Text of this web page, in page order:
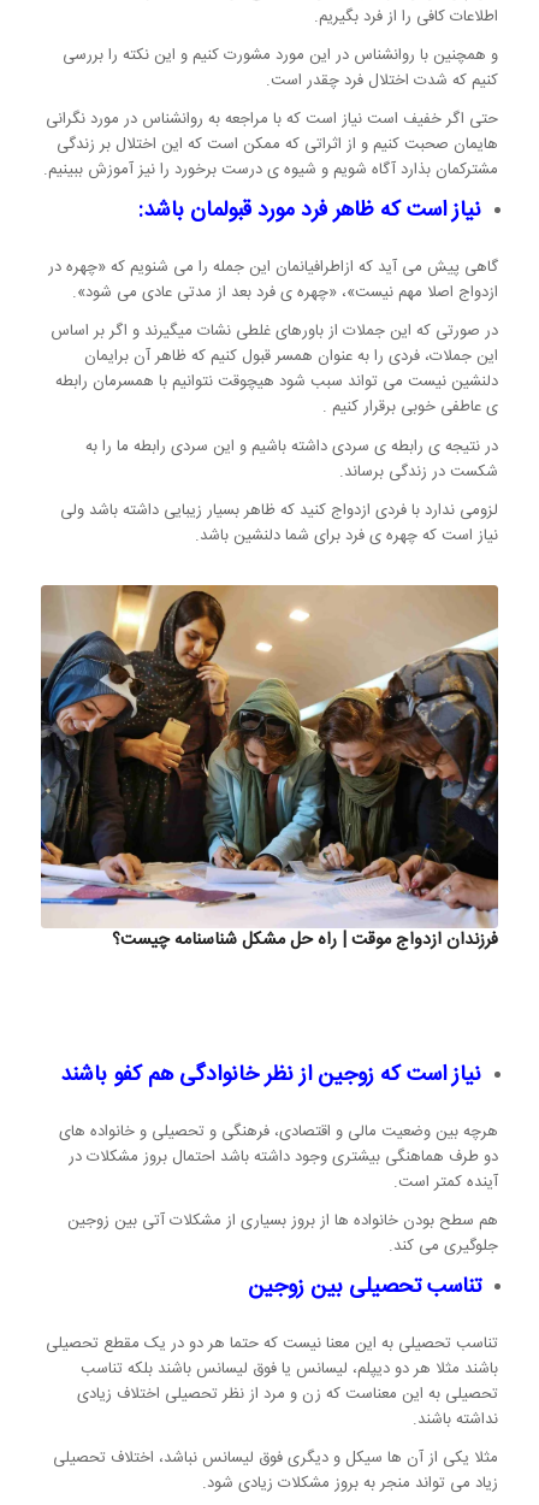
اطلاعات کافی را از فرد بگیریم.
و همچنین با روانشناس در این مورد مشورت کنیم و این نکته را بررسی
کنیم که شدت اختلال فرد چقدر است.
حتی اگر خفیف است نیاز است که با مراجعه به روانشناس در مورد نگرانی
هایمان صحبت کنیم و از اثراتی که ممکن است که این اختلال بر زندگی
مشترکمان بذارد آگاه شویم و شیوه ی درست برخورد را نیز آموزش ببینیم.
نیاز است که ظاهر فرد مورد قبولمان باشد:
گاهی پیش می آید که ازاطرافیانمان این جمله را می شنویم که «چهره در
ازدواج اصلا مهم نیست»، «چهره ی فرد بعد از مدتی عادی می شود».
در صورتی که این جملات از باورهای غلطی نشات میگیرند و اگر بر اساس
این جملات، فردی را به عنوان همسر قبول کنیم که ظاهر آن برایمان
دلنشین نیست می تواند سبب شود هیچوقت نتوانیم با همسرمان رابطه
ی عاطفی خوبی برقرار کنیم .
در نتیجه ی رابطه ی سردی داشته باشیم و این سردی رابطه ما را به
شکست در زندگی برساند.
لزومی ندارد با فردی ازدواج کنید که ظاهر بسیار زیبایی داشته باشد ولی
نیاز است که چهره ی فرد برای شما دلنشین باشد.
فرزندان ازدواج موقت | راه حل مشکل شناسنامه چیست؟
نیاز است که زوجین از نظر خانوادگی هم کفو باشند
هرچه بین وضعیت مالی و اقتصادی، فرهنگی و تحصیلی و خانواده های
دو طرف هماهنگی بیشتری وجود داشته باشد احتمال بروز مشکلات در
آینده کمتر است.
هم سطح بودن خانواده ها از بروز بسیاری از مشکلات آتی بین زوجین
جلوگیری می کند.
تناسب تحصیلی بین زوجین
تناسب تحصیلی به این معنا نیست که حتما هر دو در یک مقطع تحصیلی
باشند مثلا هر دو دیپلم، لیسانس یا فوق لیسانس باشند بلکه تناسب
تحصیلی به این معناست که زن و مرد از نظر تحصیلی اختلاف زیادی
نداشته باشند.
مثلا یکی از آن ها سیکل و دیگری فوق لیسانس نباشد، اختلاف تحصیلی
زیاد می تواند منجر به بروز مشکلات زیادی شود.